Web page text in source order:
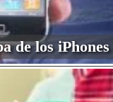
de los iPhones